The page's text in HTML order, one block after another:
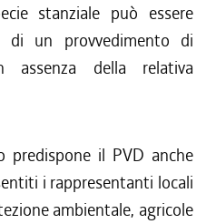
2014
2013
2013
2011
2010
stanziale può essere
un provvedimento di
assenza della relativa
predispone il PVD anche
i rappresentanti locali
ambientale, agricole